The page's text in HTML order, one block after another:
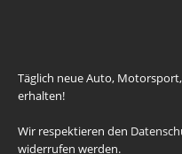
Täglich neue Auto,
erhalten!
Wir respektieren den
widerrufen werden.